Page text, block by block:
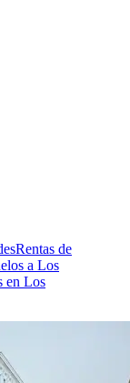
Rentas de
a Los
en Los